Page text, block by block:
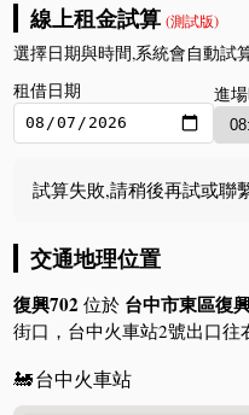
線上租金試算(測試版)
選擇日期與時間,系統會自動試
租借日期
進
試算失敗,請稍後再試或聯
交通地理位置
復興702 位於 台中市東區復
街口，台中火車站2號出口往
🚂台中火車站